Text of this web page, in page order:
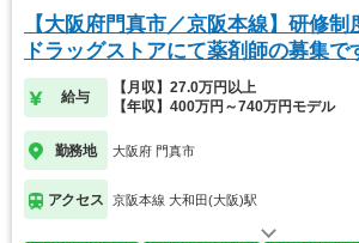
【大阪府門真市／京阪本線】研修
ドラッグストアにて薬剤師の募集で
給与
【月収】27.0万円以上
【年収】400万円～740万円モデル
勤務地 大阪府 門真市
アクセス 京阪本線 大和田(大阪)駅